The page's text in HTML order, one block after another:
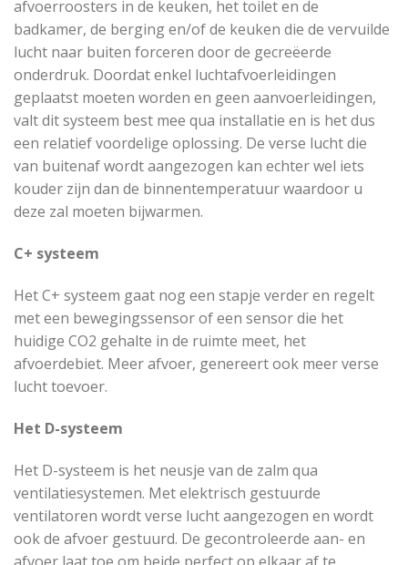
afvoerroosters in de keuken, het toilet en de
badkamer, de berging en/of de keuken die de vervuilde
lucht naar buiten forceren door de gecreëerde
onderdruk. Doordat enkel luchtafvoerleidingen
geplaatst moeten worden en geen aanvoerleidingen,
valt dit systeem best mee qua installatie en is het dus
een relatief voordelige oplossing. De verse lucht die
van buitenaf wordt aangezogen kan echter wel iets
kouder zijn dan de binnentemperatuur waardoor u
deze zal moeten bijwarmen.
C+ systeem
Het C+ systeem gaat nog een stapje verder en regelt
met een bewegingssensor of een sensor die het
huidige CO2 gehalte in de ruimte meet, het
afvoerdebiet. Meer afvoer, genereert ook meer verse
lucht toevoer.
Het D-systeem
Het D-systeem is het neusje van de zalm qua
ventilatiesystemen. Met elektrisch gestuurde
ventilatoren wordt verse lucht aangezogen en wordt
ook de afvoer gestuurd. De gecontroleerde aan- en